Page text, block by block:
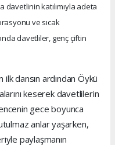
davetlinin katılımıyla adeta
ve sıcak
davetliler, genç çiftin
dansın ardından Öykü
keserek davetlilerin
gece boyunca
anlar yaşarken,
paylaşmanın